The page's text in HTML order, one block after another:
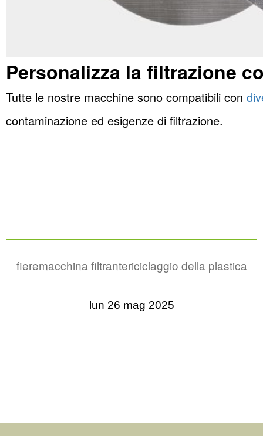
Personalizza la filtrazione
Tutte le nostre macchine sono compatibili con
contaminazione ed esigenze di filtrazione.
fieremacchina filtrantericiclaggio della plastica
lun 26 mag 2025